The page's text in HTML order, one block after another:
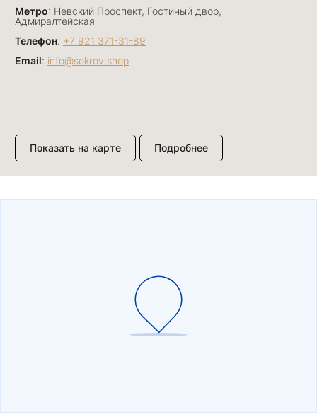
Метро: Невский Проспект, Гостиный двор,
Адмиралтейская
Телефон: +7 921 371-31-89
Email: info@sokrov.shop
Показать на карте Подробнее